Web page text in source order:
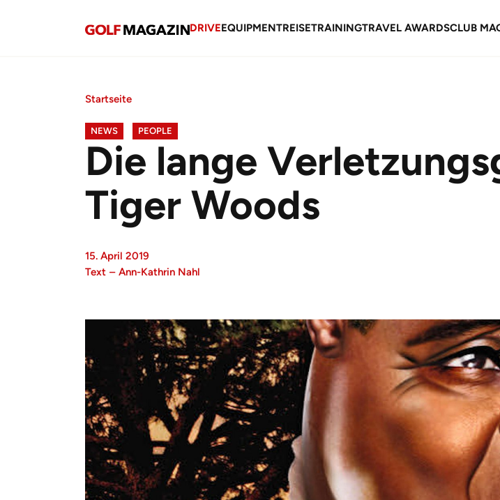
DRIVEEQUIPMENTREISETRAININGTRAVEL AWARDSCLUB
Startseite
NEWS PEOPLE
Die lange
Tiger Woods
15. April 2019
Text – Ann-Kathrin Nahl